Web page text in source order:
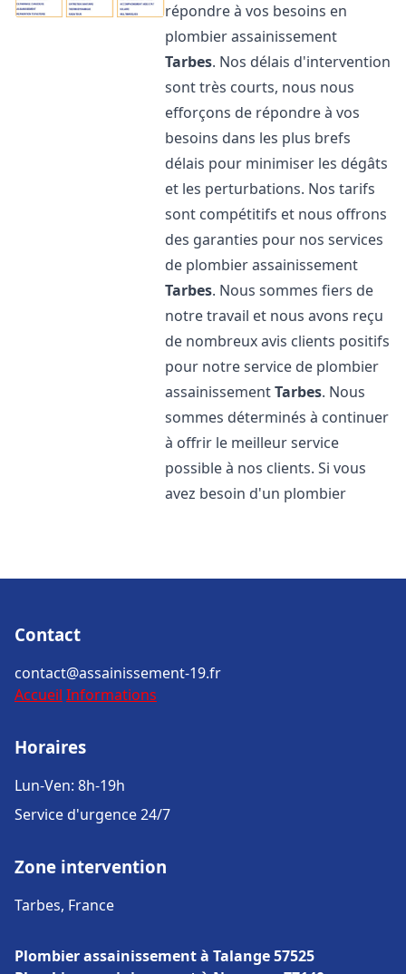
répondre à vos besoins en
plombier assainissement
Tarbes. Nos délais d'intervention
sont très courts, nous nous
efforçons de répondre à vos
besoins dans les plus brefs
délais pour minimiser les dégâts
et les perturbations. Nos tarifs
sont compétitifs et nous offrons
des garanties pour nos services
de plombier assainissement
Tarbes. Nous sommes fiers de
notre travail et nous avons reçu
de nombreux avis clients positifs
pour notre service de plombier
assainissementTarbes. Nous
sommes déterminés à continuer
à offrir le meilleur service
possible à nos clients. Si vous
avez besoin d'un plombier
Contact
contact@assainissement-19.fr
Accueil Informations
Horaires
Lun-Ven: 8h-19h
Service d'urgence 24/7
Zone intervention
Tarbes, France
Plombier assainissement à Talange 57525